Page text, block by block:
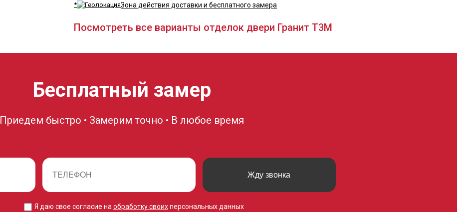
* Зона действия доставки и бесплатного замера
Посмотреть все варианты отделок двери Гранит Т3М
Бесплатный замер
Приедем быстро • Замерим точно • В любое время
Жду звонка
Я даю свое согласие на обработку своихперсональных данных